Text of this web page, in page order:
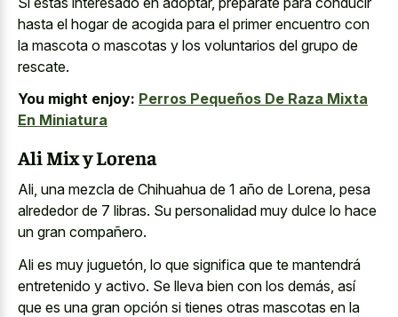
hasta el hogar de acogida para el primer encuentro con
la mascota o mascotas y los voluntarios del grupo de
rescate.
You might enjoy: Perros Pequeños De Raza Mixta
En Miniatura
Ali Mix y Lorena
Ali, una mezcla de Chihuahua de 1 año de Lorena, pesa
alrededor de 7 libras. Su personalidad muy dulce lo hace
un gran compañero.
Ali es muy juguetón, lo que significa que te mantendrá
entretenido y activo. Se lleva bien con los demás, así
que es una gran opción si tienes otras mascotas en la